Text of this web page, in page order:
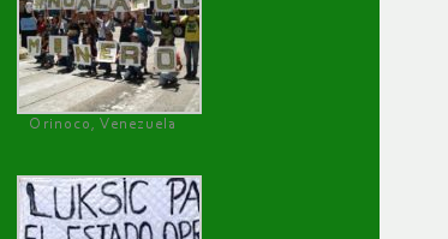
Orinoco, Venezuela